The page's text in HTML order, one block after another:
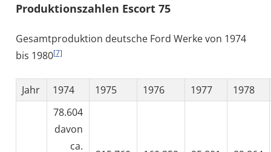
Produktionszahlen Escort 75
Gesamtproduktion deutsche Ford Werke von 1974
bis 1980[7]
Jahr 1974 1975 1976 1977
1978
78.604
davon
ca.